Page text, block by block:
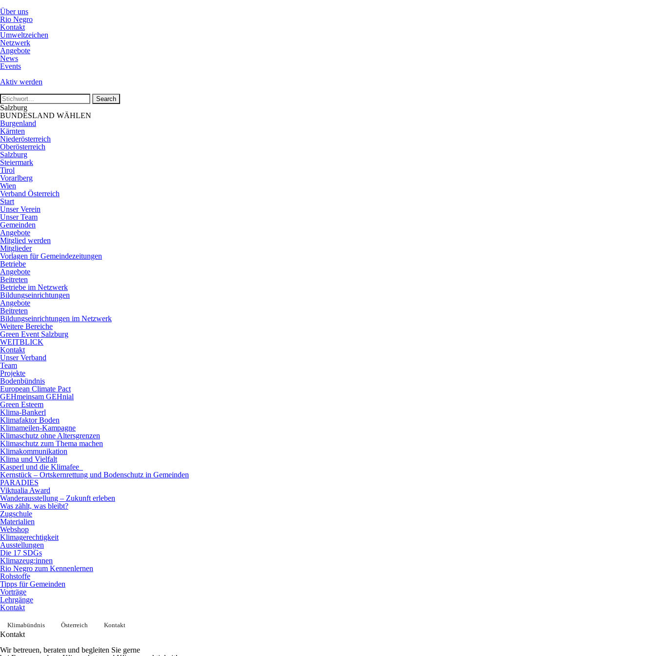
Über uns
Rio Negro
Kontakt
Umweltzeichen
Netzwerk
Angebote
News
Events
Aktiv werden
Salzburg
BUNDESLAND WÄHLEN
Burgenland
Kärnten
Niederösterreich
Oberösterreich
Salzburg
Steiermark
Tirol
Vorarlberg
Wien
Verband Österreich
Start
Unser Verein
Unser Team
Gemeinden
Angebote
Mitglied werden
Mitglieder
Vorlagen für Gemeindezeitungen
Betriebe
Angebote
Beitreten
Betriebe im Netzwerk
Bildungseinrichtungen
Angebote
Beitreten
Bildungseinrichtungen im Netzwerk
Weitere Bereiche
Green Event Salzburg
WEITBLICK
Kontakt
Unser Verband
Team
Projekte
Bodenbündnis
European Climate Pact
GEHmeinsam GEHnial
Green Esteem
Klima-Bankerl
Klimafaktor Boden
Klimameilen-Kampagne
Klimaschutz ohne Altersgrenzen
Klimaschutz zum Thema machen
Klimakommunikation
Klima und Vielfalt
Kasperl und die Klimafee
Kernstück – Ortskernrettung und Bodenschutz in Gemeinden
PARADIES
Viktualia Award
Wanderausstellung – Zukunft erleben
Was zählt, was bleibt?
Zugschule
Materialien
Webshop
Klimagerechtigkeit
Ausstellungen
Die 17 SDGs
Klimazeug:innen
Rio Negro zum Kennenlernen
Rohstoffe
Tipps für Gemeinden
Vorträge
Lehrgänge
Kontakt
Klimabündnis Österreich Kontakt
Kontakt
Wir betreuen, beraten und begleiten Sie gerne